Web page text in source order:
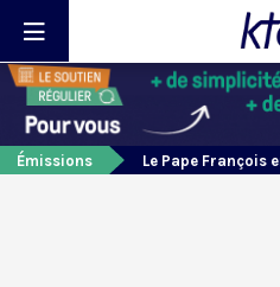
Émissions Le Pape François